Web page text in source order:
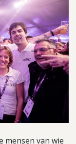
mensen van wie